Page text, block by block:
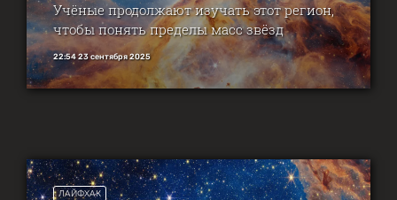
Учёные продолжают изучать этот регион,
чтобы понять пределы масс звёзд
22:54 23 сентября 2025
ЛАЙФХАК